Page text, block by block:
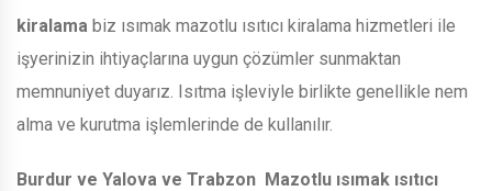
kiralama biz ısımak mazotlu ısıtıcı kiralama hizmetleri ile
işyerinizin ihtiyaçlarına uygun çözümler sunmaktan
memnuniyet duyarız. Isıtma işleviyle birlikte genellikle nem
alma ve kurutma işlemlerinde de kullanılır.
Burdur ve Yalova ve Trabzon Mazotlu ısımak ısıtıcı